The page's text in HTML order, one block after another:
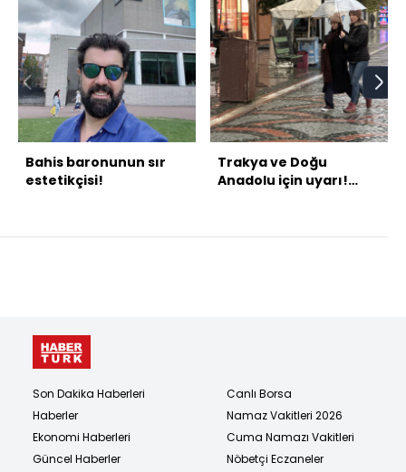
Bahis baronunun sır
estetikçisi!
Trakya ve Doğu
Anadolu için uyarı!
Son Dakika Haberleri
Haberler
Ekonomi Haberleri
Güncel Haberler
Canlı Borsa
Namaz Vakitleri 2026
Cuma Namazı Vakitleri
Nöbetçi Eczaneler